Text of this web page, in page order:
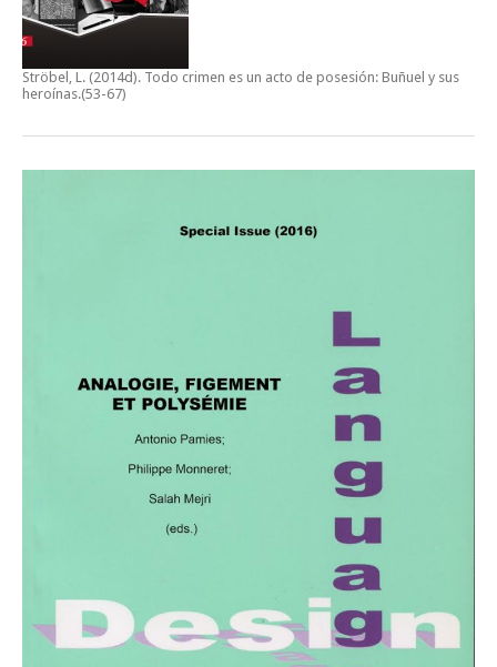
Ströbel, L. (2014d). Todo crimen es un acto de posesión: Buñuel y sus
heroínas.(53-67)